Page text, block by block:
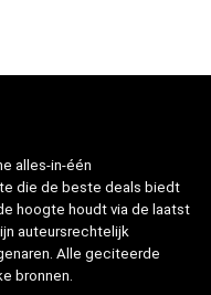
alles-in-één
die de beste deals biedt
hoogte houdt via de laatst
auteursrechtelijk
Alle geciteerde
bronnen.